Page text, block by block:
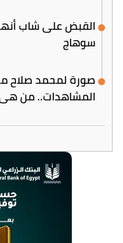
القبض على شاب
سوهاج
صورة لمحمد صلاح
المشاهدات.. من